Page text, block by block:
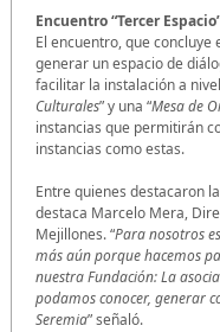
Encuentro “Tercer
El encuentro, que
generar un espacio de
facilitar la instalación a
Culturales” y una “Mesa de
instancias que permitirán
instancias como estas.
Entre quienes destacaron
destaca Marcelo Mera,
Mejillones. “Para nosotros
más aún porque hacemos
nuestra Fundación: La
podamos conocer, generar
Seremia” señaló.